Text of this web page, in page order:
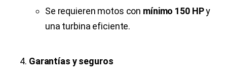
Se requieren motos con mínimo 150 HPy
una turbina eficiente.
Garantías y seguros